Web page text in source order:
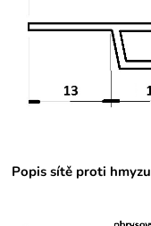
Popis sítě proti hmyzu